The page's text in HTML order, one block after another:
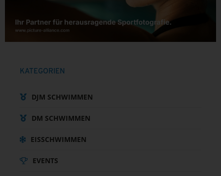
KATEGORIEN
DJM SCHWIMMEN
DM SCHWIMMEN
EISSCHWIMMEN
EVENTS